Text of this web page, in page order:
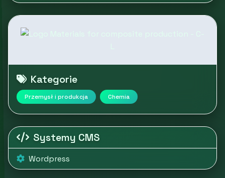
Kategorie
Przemysł i produkcja Chemia
Systemy CMS
Wordpress